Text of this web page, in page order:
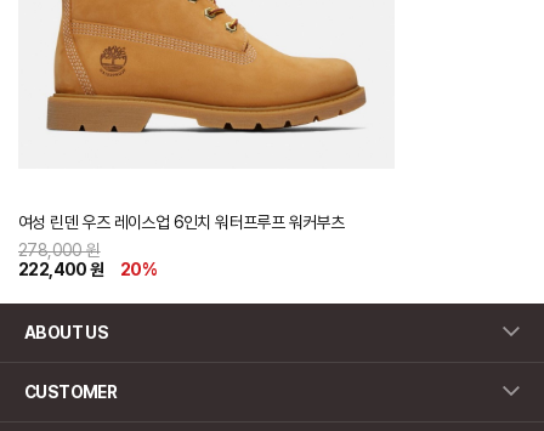
여성 린덴 우즈 레이스업 6인치 워터프루프 워커부츠
278,000 원
222,400 원
20%
ABOUT US
CUSTOMER